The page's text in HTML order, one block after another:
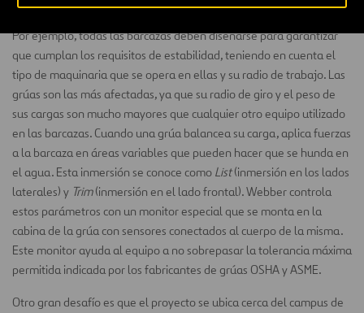
Por ejemplo, todas las barcazas deben diseñarse para garantizar
que cumplan los requisitos de estabilidad, teniendo en cuenta el
tipo de maquinaria que se opera en ellas y su radio de trabajo. Las
grúas son las más afectadas, ya que su radio de giro y el peso de
sus cargas son mucho mayores que cualquier otro equipo utilizado
en las barcazas. Cuando una grúa balancea su carga, aplica fuerzas
a la barcaza en áreas variables que pueden hacer que se hunda en
el agua. Esta inmersión se conoce como List(inmersión en los lados
laterales) y Trim(inmersión en el lado frontal). Webber controla
estos parámetros con un monitor especial que se monta en la
cabina de la grúa con sensores conectados al cuerpo de la misma.
Este monitor ayuda al equipo a no sobrepasar la tolerancia máxima
permitida indicada por los fabricantes de grúas OSHA y ASME.
Otro gran desafío es que el proyecto se ubica cerca del campus de